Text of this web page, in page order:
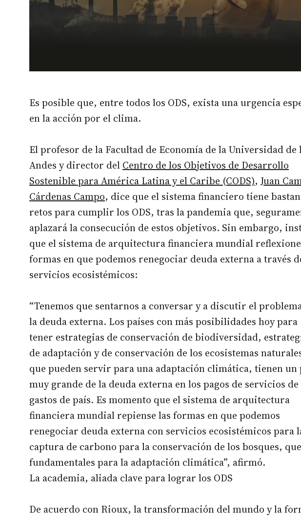
Es posible que, entre todos los ODS, exista una urgencia
en la acción por el clima.
El profesor de la Facultad de Economía de la Universidad de
Andes y director del Centro de los Objetivos de Desarrollo
Sostenible para América Latina y el Caribe (CODS),Juan
Cárdenas Campo, dice que el sistema financiero tiene
retos para cumplir los ODS, tras la pandemia que,
aplazará la consecución de estos objetivos. Sin embargo,
que el sistema de arquitectura financiera mundial
formas en que podemos renegociar deuda externa a través
servicios ecosistémicos:
“Tenemos que sentarnos a conversar y a discutir el
la deuda externa. Los países con más posibilidades hoy para
tener estrategias de conservación de biodiversidad,
de adaptación y de conservación de los ecosistemas
que pueden servir para una adaptación climática, tienen un
muy grande de la deuda externa en los pagos de servicios de
gastos de país. Es momento que el sistema de arquitectura
financiera mundial repiense las formas en que podemos
renegociar deuda externa con servicios ecosistémicos para
captura de carbono para la conservación de los bosques,
fundamentales para la adaptación climática”, afirmó.
La academia, aliada clave para lograr los ODS
De acuerdo con Rioux, la transformación del mundo y la